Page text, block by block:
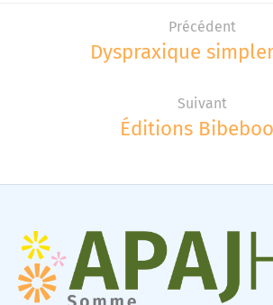
Précédent
Dyspraxique
Suivant
Éditions